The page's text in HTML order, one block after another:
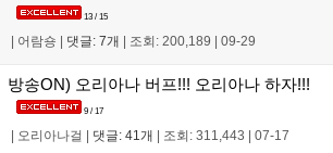
13 / 15
| 어람숑 | 댓글: 7개 | 조회: 200,189 | 09-29
방송ON) 오리아나 버프!!! 오리아나 하자!!!
9 / 17
오리아나걸 댓글: 41개 조회: 311,443 07-17